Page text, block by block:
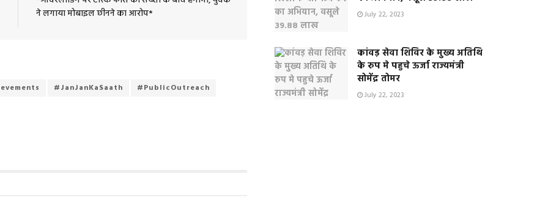
ने लगाया मोबाइल छीनने का आरोप*
#JanJanKaSaath
#PublicOutreach
July 22, 2023
कांवड़ सेवा शिविर के मुख्य अतिथि
के रुप मे पहुचे ऊर्जा राज्यमंत्री
सोमेंद्र तोमर
July 22, 2023